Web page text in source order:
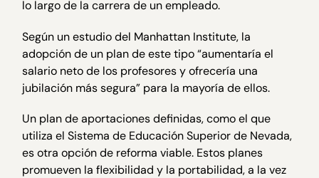
lo largo de la carrera de un empleado.
Según un estudio del Manhattan Institute, la
adopción de un plan de este tipo “aumentaría el
salario neto de los profesores y ofrecería una
jubilación más segura” para la mayoría de ellos.
Un plan de aportaciones definidas, como el que
utiliza el Sistema de Educación Superior de Nevada,
es otra opción de reforma viable. Estos planes
promueven la flexibilidad y la portabilidad, a la vez